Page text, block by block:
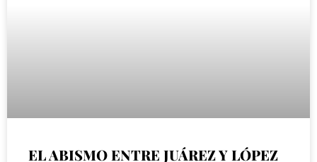
EL ABISMO ENTRE JUÁREZ Y LÓPEZ